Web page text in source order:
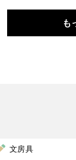
も
文房具